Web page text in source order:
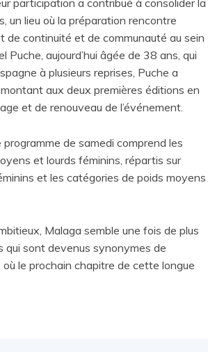
participation a contribué à consolider la
un lieu où la préparation rencontre
de continuité et de communauté au sein
aujourd’hui âgée de 38 ans, qui
à plusieurs reprises, Puche a
aux deux premières éditions en
et de renouveau de l’événement.
de samedi comprend les
et lourds féminins, répartis sur
et les catégories de poids moyens
Malaga semble une fois de plus
sont devenus synonymes de
le prochain chapitre de cette longue